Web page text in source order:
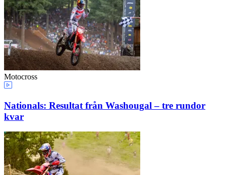
Motocross
Nationals: Resultat från Washougal – tre rundor
kvar